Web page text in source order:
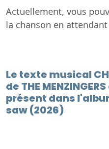
Actuellement, vous
la chanson en
Le texte musical
de THE
présent dans
saw (2026)